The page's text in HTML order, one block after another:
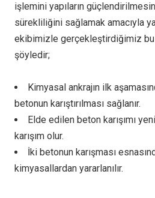
işlemini yapıların
sürekliliğini sağlamak amacıyla
ekibimizle gerçekleştirdiğimiz bu
şöyledir;
Kimyasal ankrajın ilk
betonun karıştırılması sağlanır.
Elde edilen beton karışımı
karışım olur.
İki betonun karışması
kimyasallardan yararlanılır.